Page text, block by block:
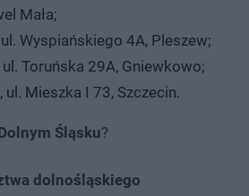
Mała;
ul. Wyspiańskiego 4A, Pleszew;
ul. Toruńska 29A, Gniewkowo;
, ul. Mieszka I 73, Szczecin.
Śląsku?
dolnośląskiego